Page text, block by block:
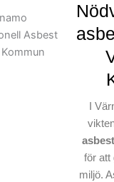
I
för att
miljö.